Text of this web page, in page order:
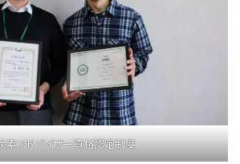
素アドバイザー資格認定制度